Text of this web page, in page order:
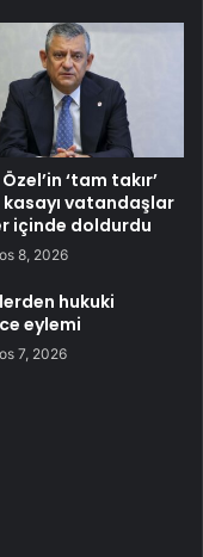
‘tam takır’
vatandaşlar
içinde doldurdu
8, 2026
hukuki
eylemi
7, 2026